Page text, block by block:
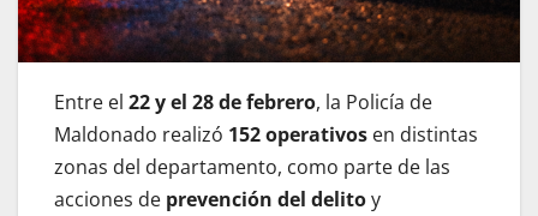
Entre el 22 y el 28 de febrero, la Policía de
Maldonado realizó 152 operativos en distintas
zonas del departamento, como parte de las
acciones de prevención del delitoy